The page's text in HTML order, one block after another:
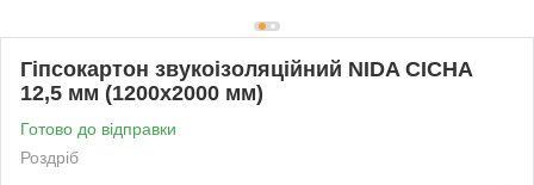
Гіпсокартон звукоізоляційний NIDA CICHA
12,5 мм (1200x2000 мм)
Готово до відправки
Роздріб